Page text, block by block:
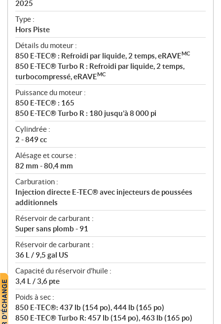
c
a
t
i
o
n
s
2025
Type :
Hors Piste
Détails du moteur :
850 E-TEC® : Refroidi par liquide, 2 temps, eRAVEMC
850 E-TEC® Turbo R : Refroidi par liquide, 2 temps,
turbocompressé, eRAVEMC
Puissance du moteur :
850 E-TEC® : 165
850 E-TEC® Turbo R : 180 jusqu’à 8 000 pi
Cylindrée :
2 - 849 cc
Alésage et course :
82 mm - 80,4 mm
Carburation :
Injection directe E-TEC® avec injecteurs de poussées
additionnels
Réservoir de carburant :
Super sans plomb - 91
Réservoir de carburant :
36 L / 9,5 gal US
Capacité du réservoir d'huile :
3,4 L / 3,6 pte
Poids à sec :
850 E-TEC®: 437 lb (154 po), 444 lb (165 po)
850 E-TEC® Turbo R: 457 lb (154 po), 463 lb (165 po)